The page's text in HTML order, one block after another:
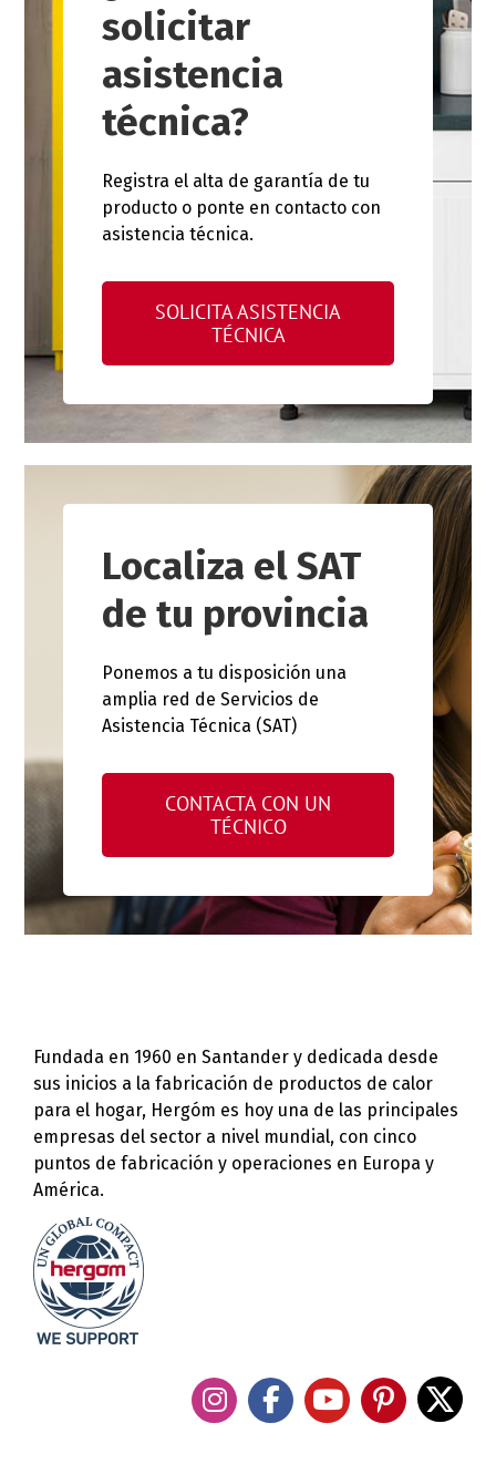
solicitar
asistencia
técnica?
Registra el alta de garantía de tu
producto o ponte en contacto con
asistencia técnica.
SOLICITA ASISTENCIA
TÉCNICA
Localiza el SAT
de tu provincia
Ponemos a tu disposición una
amplia red de Servicios de
Asistencia Técnica (SAT)
CONTACTA CON UN
TÉCNICO
Fundada en 1960 en Santander y dedicada desde
sus inicios a la fabricación de productos de calor
para el hogar, Hergóm es hoy una de las principales
empresas del sector a nivel mundial, con cinco
puntos de fabricación y operaciones en Europa y
América.